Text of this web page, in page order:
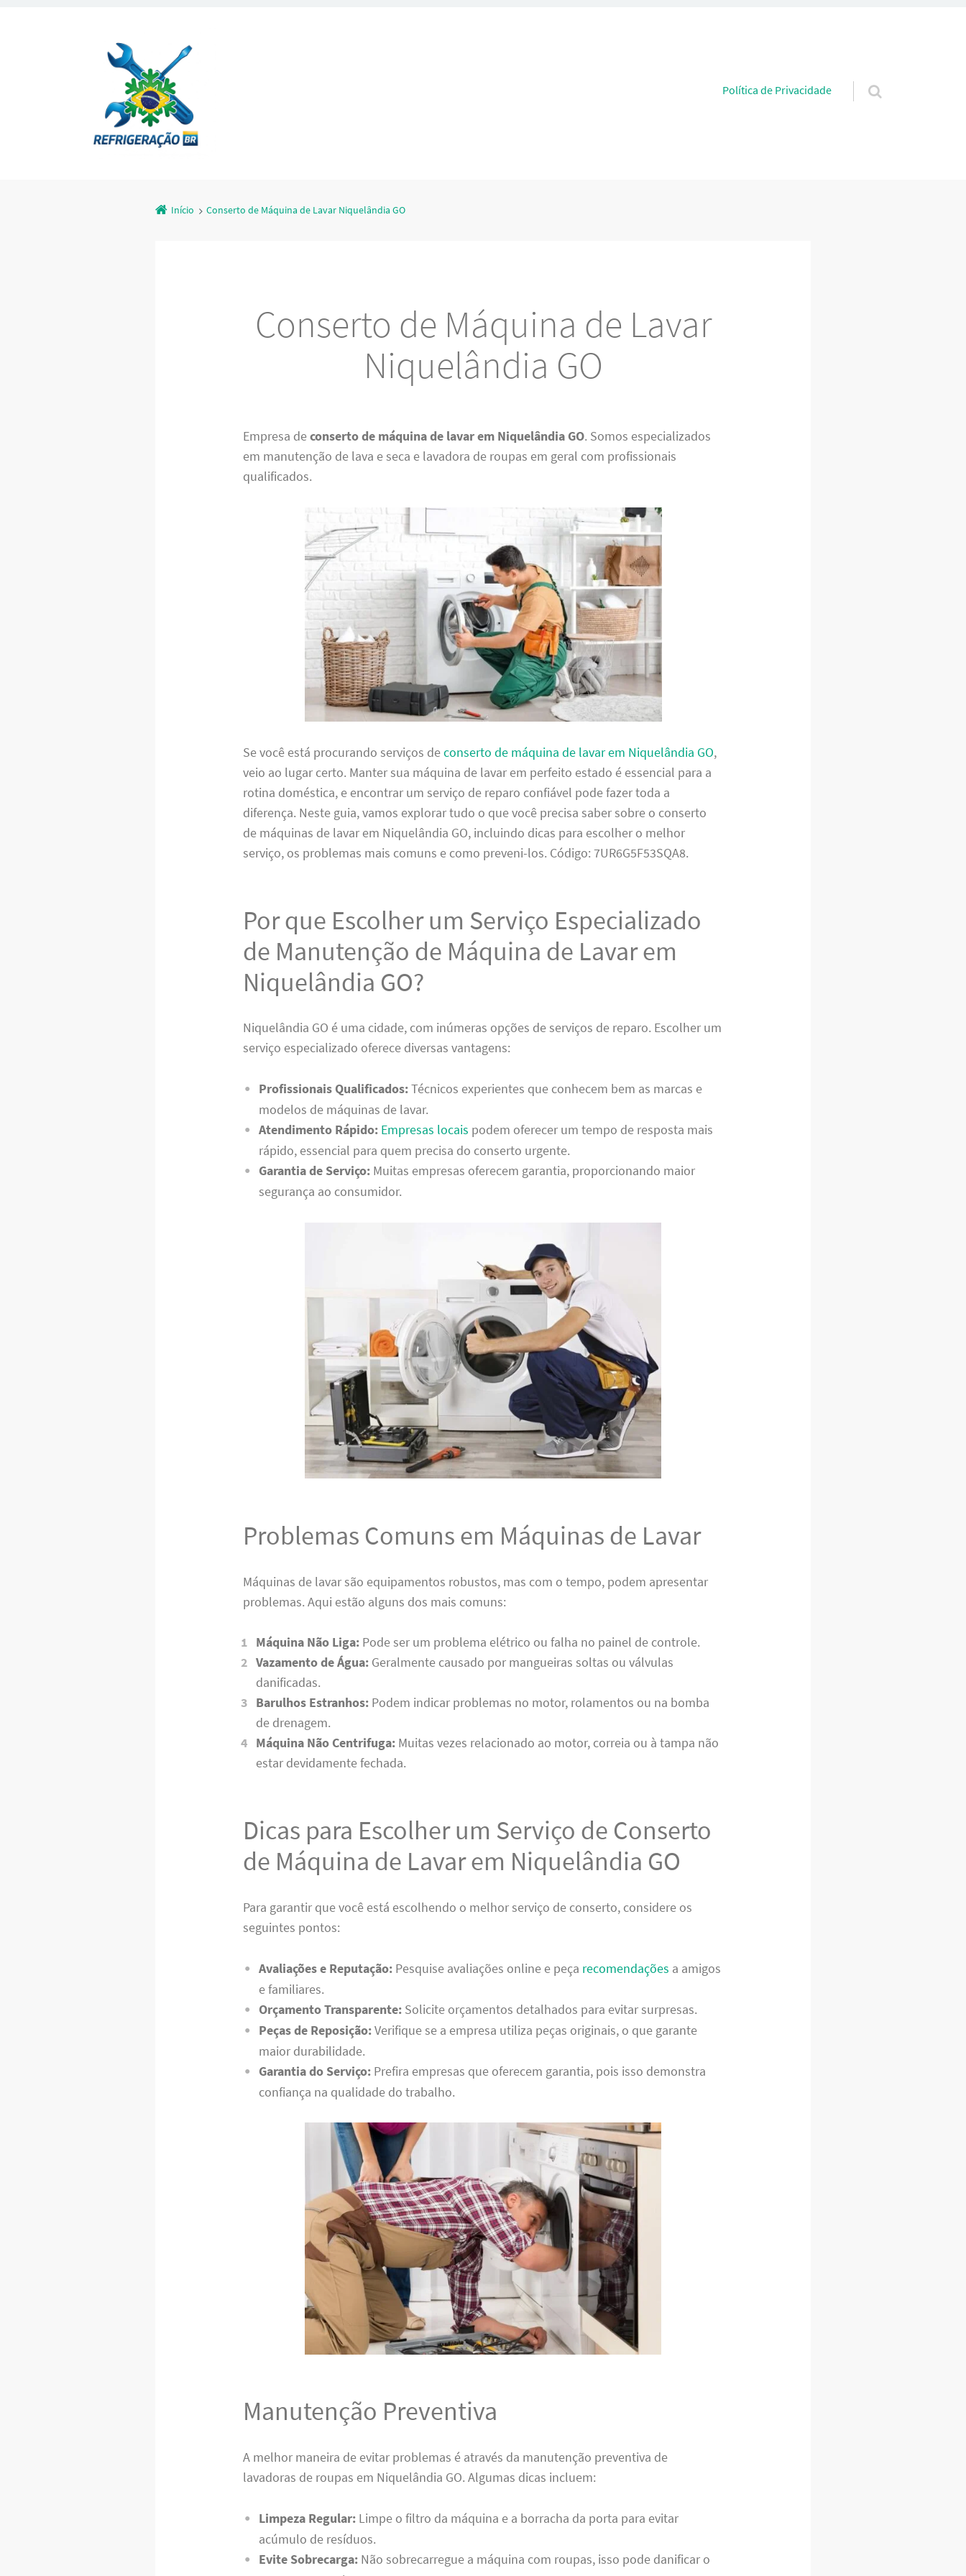
Pular para o conteúdo
Política de Privacidade
Início Conserto de Máquina de Lavar Niquelândia GO
Conserto de Máquina de Lavar
Niquelândia GO
Empresa deconserto de máquina de lavar em Niquelândia GO. Somos especializados
em manutenção de lava e seca e lavadora de roupas em geral com profissionais
qualificados.
Se você está procurando serviços deconserto de máquina de lavar em Niquelândia GO,
veio ao lugar certo. Manter sua máquina de lavar em perfeito estado é essencial para a
rotina doméstica, e encontrar um serviço de reparo confiável pode fazer toda a
diferença. Neste guia, vamos explorar tudo o que você precisa saber sobre o conserto
de máquinas de lavar em Niquelândia GO, incluindo dicas para escolher o melhor
serviço, os problemas mais comuns e como preveni-los. Código: 7UR6G5F53SQA8.
Por que Escolher um Serviço Especializado
de Manutenção de Máquina de Lavar em
Niquelândia GO?
Niquelândia GO é uma cidade, com inúmeras opções de serviços de reparo. Escolher um
serviço especializado oferece diversas vantagens:
Profissionais Qualificados:Técnicos experientes que conhecem bem as marcas e
modelos de máquinas de lavar.
Atendimento Rápido: Empresas locais podem oferecer um tempo de resposta mais
rápido, essencial para quem precisa do conserto urgente.
Garantia de Serviço:Muitas empresas oferecem garantia, proporcionando maior
segurança ao consumidor.
Problemas Comuns em Máquinas de Lavar
Máquinas de lavar são equipamentos robustos, mas com o tempo, podem apresentar
problemas. Aqui estão alguns dos mais comuns:
Máquina Não Liga:Pode ser um problema elétrico ou falha no painel de controle.
Vazamento de Água:Geralmente causado por mangueiras soltas ou válvulas
danificadas.
Barulhos Estranhos:Podem indicar problemas no motor, rolamentos ou na bomba
de drenagem.
Máquina Não Centrifuga:Muitas vezes relacionado ao motor, correia ou à tampa não
estar devidamente fechada.
Dicas para Escolher um Serviço de Conserto
de Máquina de Lavar em Niquelândia GO
Para garantir que você está escolhendo o melhor serviço de conserto, considere os
seguintes pontos:
Avaliações e Reputação:Pesquise avaliações online e peça recomendações a amigos
e familiares.
Orçamento Transparente:Solicite orçamentos detalhados para evitar surpresas.
Peças de Reposição:Verifique se a empresa utiliza peças originais, o que garante
maior durabilidade.
Garantia do Serviço:Prefira empresas que oferecem garantia, pois isso demonstra
confiança na qualidade do trabalho.
Manutenção Preventiva
A melhor maneira de evitar problemas é através da manutenção preventiva de
lavadoras de roupas em Niquelândia GO. Algumas dicas incluem:
Limpeza Regular:Limpe o filtro da máquina e a borracha da porta para evitar
acúmulo de resíduos.
Evite Sobrecarga:Não sobrecarregue a máquina com roupas, isso pode danificar o